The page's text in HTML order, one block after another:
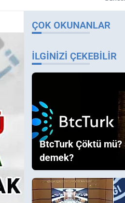
ÇOK OKUNANLAR
İLGINIZI ÇEKEBILIR
BtcTurk Çöktü mü?
demek?